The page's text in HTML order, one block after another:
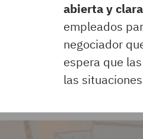
abierta y clara
empleados
negociador
espera que
las